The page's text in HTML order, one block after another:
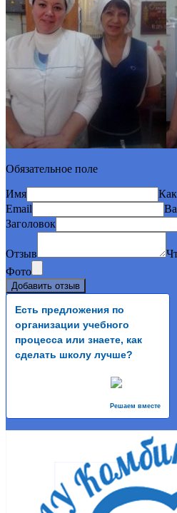
Обязательное поле
Имя
Email
Заголовок
Отзыв
Фото
Есть предложения по
организации учебного
процесса или знаете, как
сделать школу лучше?
Решаем вместе